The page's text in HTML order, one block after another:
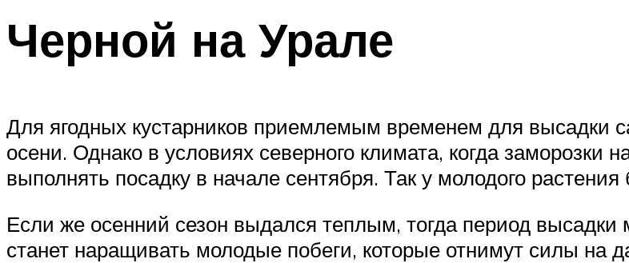
Черной на Урале
Для ягодных кустарников приемлемым временем для высадки
осени. Однако в условиях северного климата, когда заморозки
выполнять посадку в начале сентября. Так у молодого
Если же осенний сезон выдался теплым, тогда период
станет наращивать молодые побеги, которые отнимут силы на